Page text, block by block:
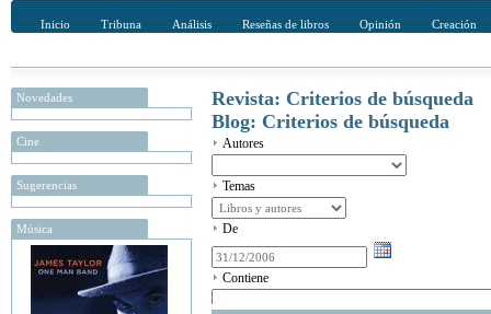
Inicio Tribuna Análisis Reseñas de libros Opinión Creación
Novedades
Cine
Sugerencias
Música
Revista: Criterios de búsqueda
Blog: Criterios de búsqueda
Autores
Temas
De
Contiene